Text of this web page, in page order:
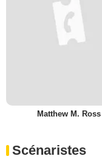
Matthew M. Ross
Scénaristes